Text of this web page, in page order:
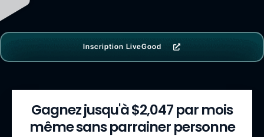
Inscription LiveGood
Gagnez jusqu'à $2,047 par mois
même sans parrainer personne